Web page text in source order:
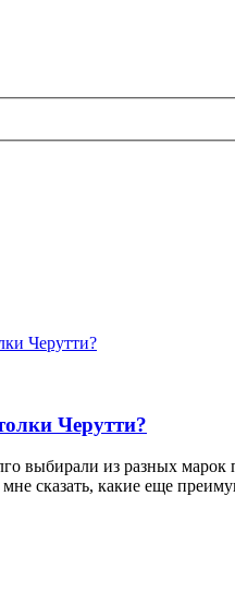
Черутти?
Черутти?
выбирали из разных
сказать, какие еще